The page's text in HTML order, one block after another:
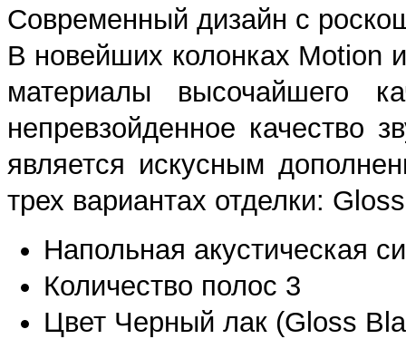
Современный дизайн с
В новейших колонках Motion
материалы высочайшего
непревзойденное качество
является искусным
трех вариантах отделки:
Напольная акустическая
Количество полос 3
Цвет Черный лак (Gloss